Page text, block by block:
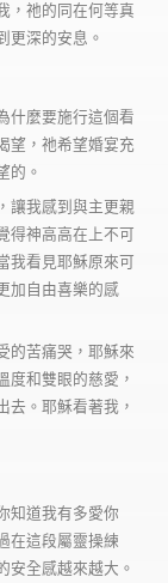
，祂的同在何等真
更深的安息。
什麼要施行這個看
望，祂希望婚宴充
的。
讓我感到與主更親
得神高高在上不可
我看見耶穌原來可
加自由喜樂的感
的苦痛哭，耶穌來
度和雙眼的慈愛，
去。耶穌看著我，
知道我有多愛你
在這段屬靈操練
安全感越來越大。